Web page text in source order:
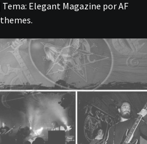
Tema: Elegant Magazine porAF
themes.